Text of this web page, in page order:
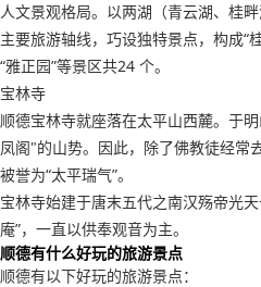
人文景观格局。以两湖（青云湖、桂
主要旅游轴线，巧设独特景点，构成“桂
“雅正园”等景区共24 个。
宝林寺
顺德宝林寺就座落在太平山西麓。于
凤阁"的山势。因此，除了佛教徒经常
被誉为“太平瑞气”。
宝林寺始建于唐末五代之南汉殇帝光
庵”，一直以供奉观音为主。
顺德有什么好玩的旅游景点
顺德有以下好玩的旅游景点：